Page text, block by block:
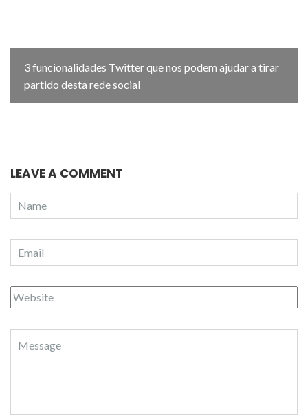
3 funcionalidades Twitter que nos podem ajudar a tirar
partido desta rede social
LEAVE A COMMENT